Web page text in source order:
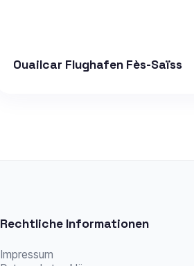
Ouailcar Flughafen Fès-Saïss
Rechtliche Informationen
Impressum